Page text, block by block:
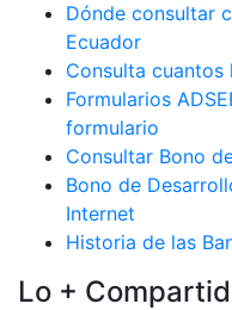
Dónde consultar
Ecuador
Consulta cuantos
Formularios
formulario
Consultar Bono
Bono de
Internet
Historia de las
Lo +